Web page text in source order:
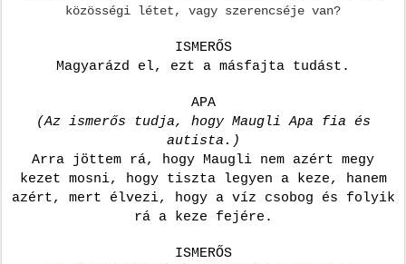
közösségi létet, vagy szerencséje van?
ISMERŐS
Magyarázd el, ezt a másfajta tudást.
APA
(Az ismerős tudja, hogy Maugli Apa fia és
autista.)
Arra jöttem rá, hogy Maugli nem azért megy
kezet mosni, hogy tiszta legyen a keze, hanem
azért, mert élvezi, hogy a víz csobog és folyik
rá a keze fejére.
ISMERŐS